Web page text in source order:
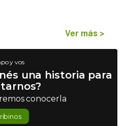
Ver más >
y vos
una historia para
conocerla